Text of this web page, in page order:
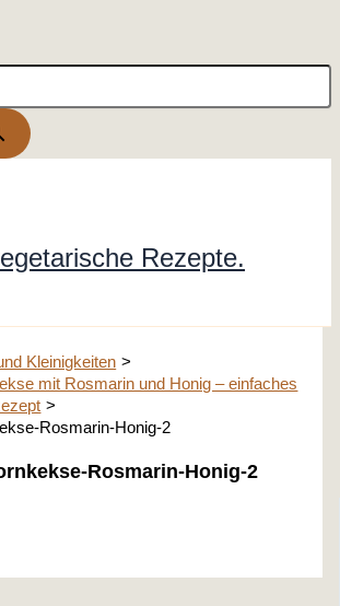
Rezepte.
Kleinigkeiten
mit Rosmarin und Honig – einfaches
Rosmarin-Honig-2
Rosmarin-Honig-2